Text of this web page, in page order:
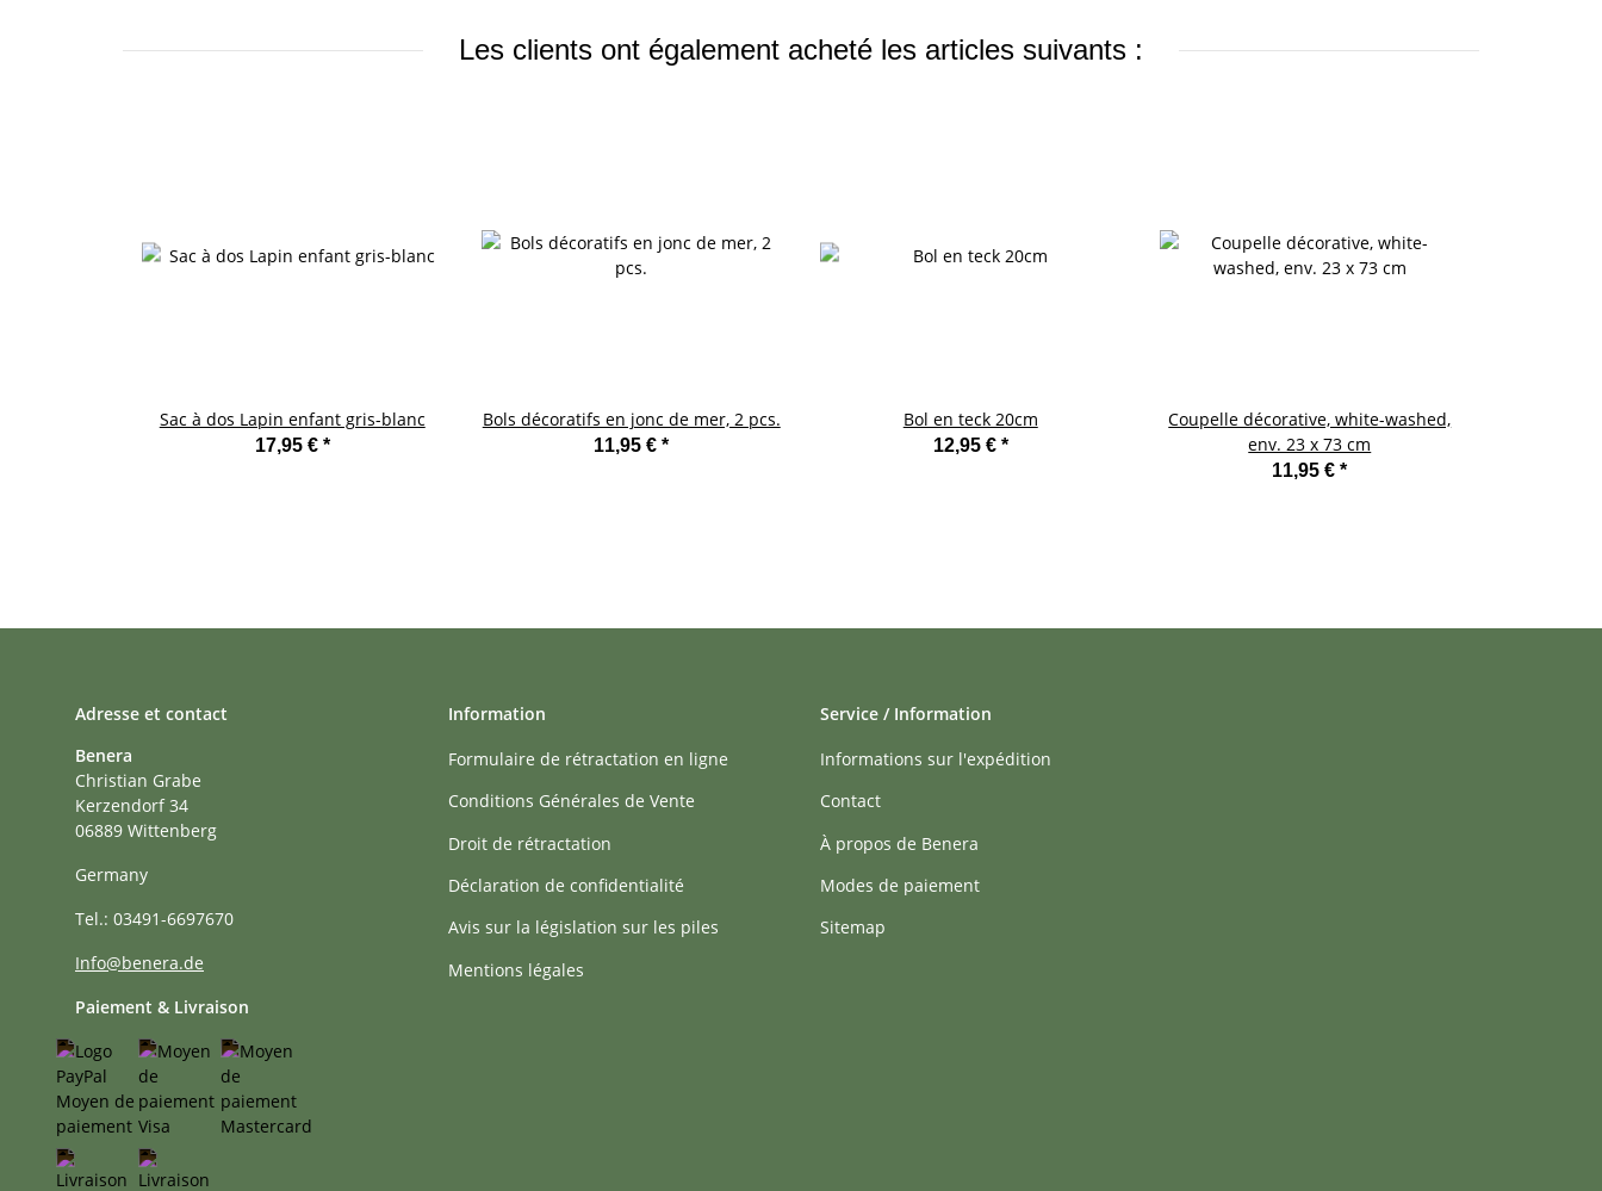
Les clients ont également acheté les articles suivants :
Sac à dos Lapin enfant gris-blanc
17,95 € *
Bols décoratifs en jonc de mer, 2 pcs.
11,95 €*
Bol en teck 20cm
12,95 € *
Coupelle décorative, white-washed,
env. 23 x 73 cm
11,95 €*
Adresse et contact
Benera
Christian Grabe
Kerzendorf 34
06889 Wittenberg
Germany
Tel.: 03491-6697670
Info@benera.de
Paiement & Livraison
Information
Formulaire de rétractation en ligne
Conditions Générales de Vente
Droit de rétractation
Déclaration de confidentialité
Avis sur la législation sur les piles
Mentions légales
Service / Information
Informations sur l'expédition
Contact
À propos de Benera
Modes de paiement
Sitemap